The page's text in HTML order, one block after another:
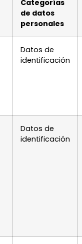
Categorías
de datos
personales
Datos de
identificación
Datos de
identificación